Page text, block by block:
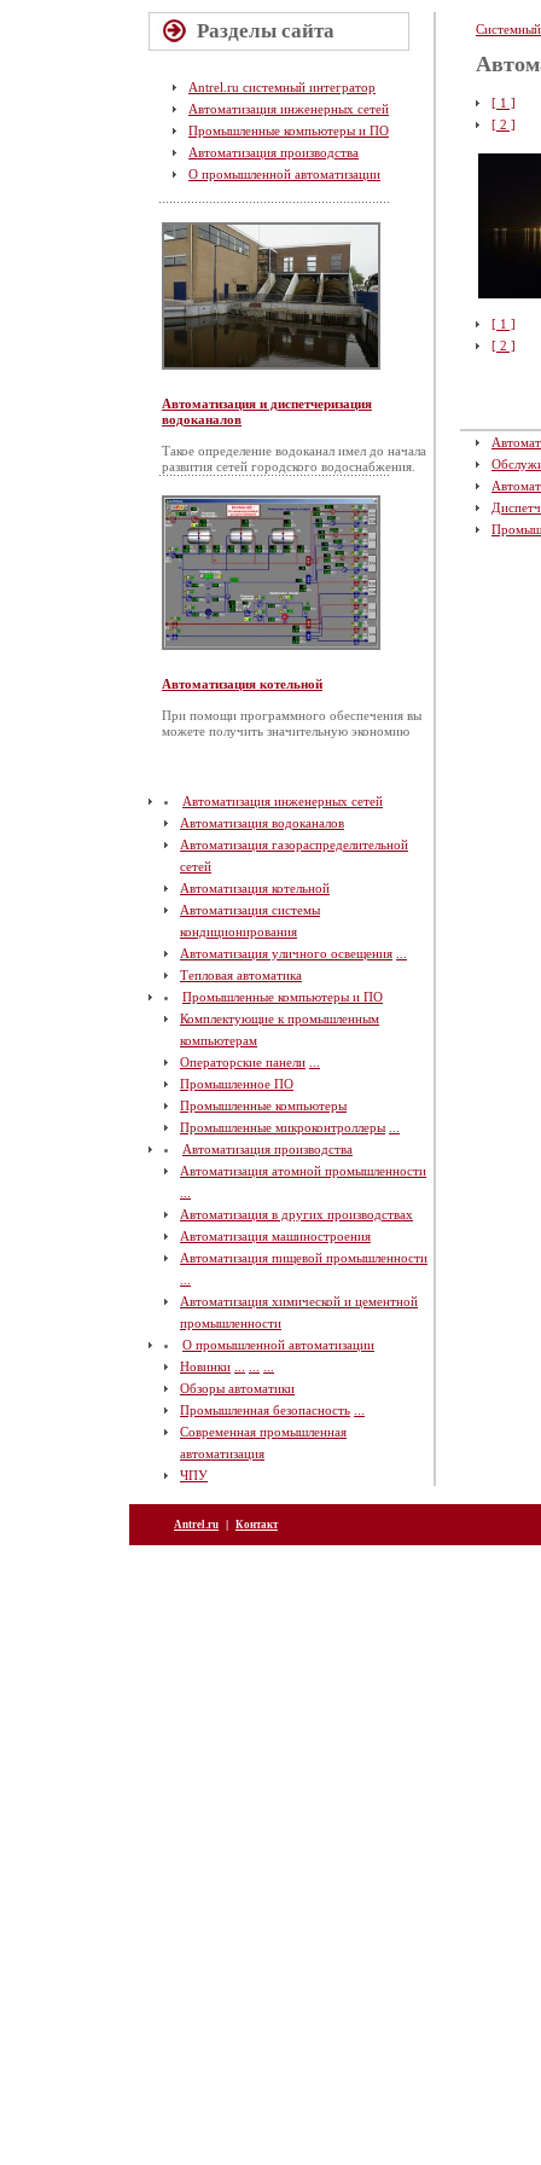
Разделы сайта
Antrel.ru системный интегратор
Автоматизация инженерных сетей
Промышленные компьютеры и ПО
Автоматизация производства
О промышленной автоматизации
Автоматизация и диспетчеризация
водоканалов
Такое определение водоканал имел до начала
развития сетей городского водоснабжения.
Автоматизация котельной
При помощи программного обеспечения вы
можете получить значительную экономию
Автоматизация инженерных сетей
Автоматизация водоканалов
Автоматизация газораспределительной
сетей
Автоматизация котельной
Автоматизация системы
кондиционирования
Автоматизация уличного освещения
Тепловая автоматика
Промышленные компьютеры и ПО
Комплектующие к промышленным
компьютерам
Операторские панели
Промышленное ПО
Промышленные компьютеры
Промышленные микроконтроллеры
Автоматизация производства
Автоматизация атомной промышленности
Автоматизация в других производствах
Автоматизация машиностроения
Автоматизация пищевой промышленности
Автоматизация химической и цементной
промышленности
О промышленной автоматизации
Новинки
Обзоры автоматики
Промышленная безопасность
Современная промышленная
автоматизация
ЧПУ
[ 1 ]
[ 2 ]
[ 1 ]
[ 2 ]
Antrel.ru | Контакт